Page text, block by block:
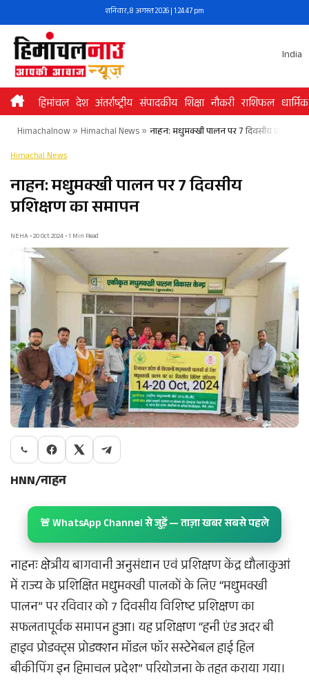
to
content
शनिवार, 8 अगस्त 2026 | 1:24:48 pm
India
हिमांचल देश अंतर्राष्ट्रीय संपादकीय शिक्षा नौकरी राशिफल धार्मिक
Himachalnow» Himachal News» नाहन: मधुमक्खी पालन पर 7 दिवसीय प्रशिक्षण
Himachal News
नाहन: मधुमक्खी पालन पर 7 दिवसीय
प्रशिक्षण का समापन
NEHA • 20 Oct 2024 • 1 Min Read
HNN/नाहन
🚨 WhatsApp Channel से जुड़ें — ताज़ा खबर सबसे पहले
नाहनः क्षेत्रीय बागवानी अनुसंधान एवं प्रशिक्षण केंद्र धौलाकुआं
में राज्य के प्रशिक्षित मधुमक्खी पालकों के लिए “मधुमक्खी
पालन” पर रविवार को 7 दिवसीय विशिष्ट प्रशिक्षण का
सफलतापूर्वक समापन हुआ। यह प्रशिक्षण “हनी एंड अदर बी
हाइव प्रोडक्ट्स प्रोडक्शन मॉडल फॉर सस्टेनेबल हाई हिल
बीकीपिंग इन हिमाचल प्रदेश” परियोजना के तहत कराया गया।